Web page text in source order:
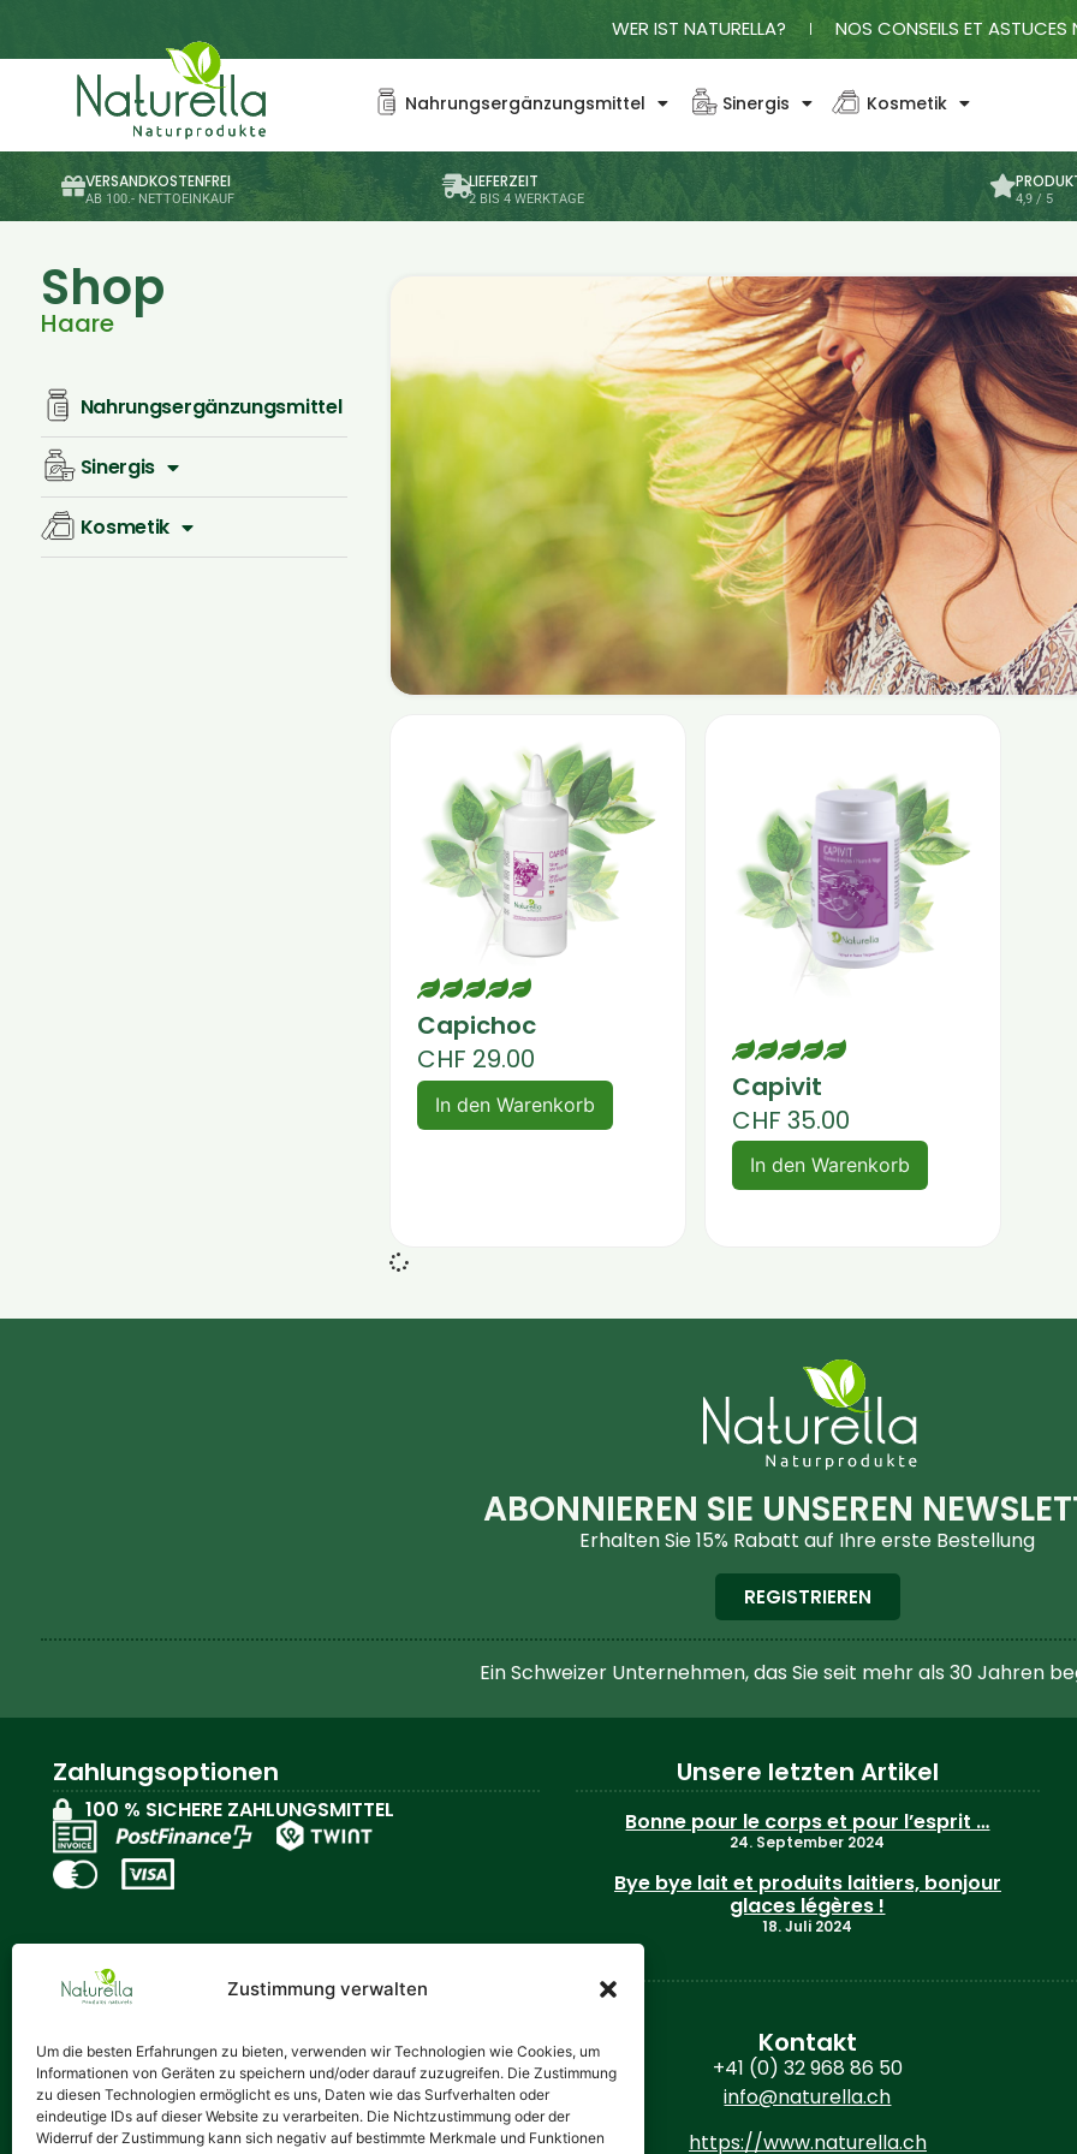
Zustimmung verwalten
Um die besten Erfahrungen zu bieten, verwenden wir Technologien wie Cookies, um
Informationen von Geräten zu speichern und/oder darauf zuzugreifen. Die Zustimmung
zu diesen Technologien ermöglicht es uns, Daten wie das Surfverhalten oder
eindeutige IDs auf dieser Website zu verarbeiten. Die Nichtzustimmung oder der
Widerruf der Zustimmung kann sich negativ auf bestimmte Merkmale und Funktionen
WER IST NATURELLA? NOS CONSEILS ET ASTUCES
Nahrungsergänzungsmittel Sinergis Kosmetik
VERSANDKOSTENFREI
AB 100.- NETTOEINKAUF
LIEFERZEIT
2 BIS 4 WERKTAGE 4,9 / 5
Shop
Haare
Nahrungsergänzungsmittel
Sinergis
Kosmetik
Lebendig, sensibel auf äussere Einflüsse, auf unseren
haben auch unsere Haare manchmal ihre kleinen Sorgen.
Um sie zu stärken beginnen Sie zuerst mit einer guten stärkenden,
danach um die schlechten Einflüsse der Luftverschmutzung,
bekämpfen. Und offerieren Sie ihnen auch ein richtiges Festmahl !
Fühlen Sie sich bis in die Haarspitzen wohl !
Capichoc
CHF 29.00
In den Warenkorb
Capivit
CHF 35.00
In den Warenkorb
ABONNIEREN SIE UNSEREN
Erhalten Sie 15% Rabatt auf Ihre erste Bestellung
REGISTRIEREN
Ein Schweizer Unternehmen, das Sie seit mehr als 30 Jahren
Zahlungsoptionen
100 % SICHERE ZAHLUNGSMITTEL
Unsere letzten Artikel
Bonne pour le corps et pour l’esprit …
24. September 2024
Bye bye lait et produits laitiers, bonjour
glaces légères !
18. Juli 2024
Wo finden Sie uns
Naturella Diffusion SA
Rue du collège 92
Case Postale 1201
Kontakt
+41 (0) 32 968 86 50
info@naturella.ch
https://www.naturella.ch